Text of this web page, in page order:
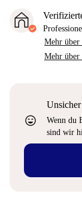
Mehr über
Mehr
sentiment_very_satisfied
Wenn du
sind wir